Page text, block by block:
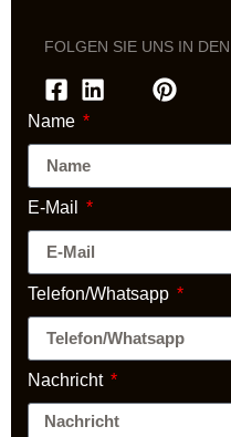
FOLGEN SIE UNS IN
Name
E-Mail
Telefon/Whatsapp
Nachricht